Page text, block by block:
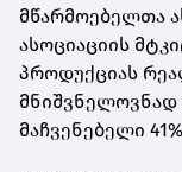
მწარმოებელთა
ასოციაციის
პროდუქციას
მნიშვნელოვნად
მაჩვენებელი